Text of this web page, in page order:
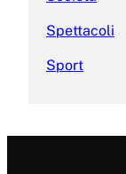
Spettacoli
Sport